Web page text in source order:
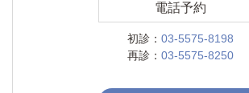
電話予約
初診： 03-5575-8198
再診： 03-5575-8250